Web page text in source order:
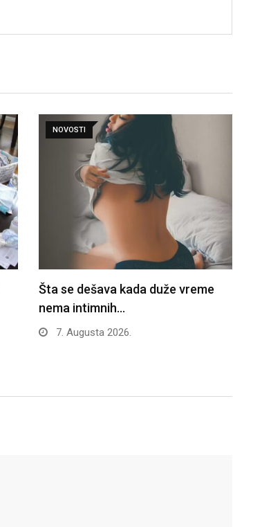
NOVOSTI
Šta se dešava kada duže vreme
nema intimnih…
7. Augusta 2026.